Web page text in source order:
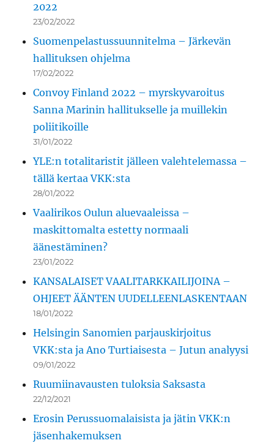
2022
23/02/2022
Suomenpelastussuunnitelma – Järkevän
hallituksen ohjelma
17/02/2022
Convoy Finland 2022 – myrskyvaroitus
Sanna Marinin hallitukselle ja muillekin
poliitikoille
31/01/2022
YLE:n totalitaristit jälleen valehtelemassa –
tällä kertaa VKK:sta
28/01/2022
Vaalirikos Oulun aluevaaleissa –
maskittomalta estetty normaali
äänestäminen?
23/01/2022
KANSALAISET VAALITARKKAILIJOINA –
OHJEET ÄÄNTEN UUDELLEENLASKENTAAN
18/01/2022
Helsingin Sanomien parjauskirjoitus
VKK:sta ja Ano Turtiaisesta – Jutun analyysi
09/01/2022
Ruumiinavausten tuloksia Saksasta
22/12/2021
Erosin Perussuomalaisista ja jätin VKK:n
jäsenhakemuksen